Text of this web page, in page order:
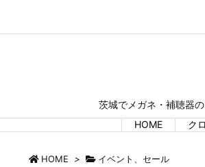
茨城でメガネ・補聴器
HOME
ク
HOME > イベント、セール